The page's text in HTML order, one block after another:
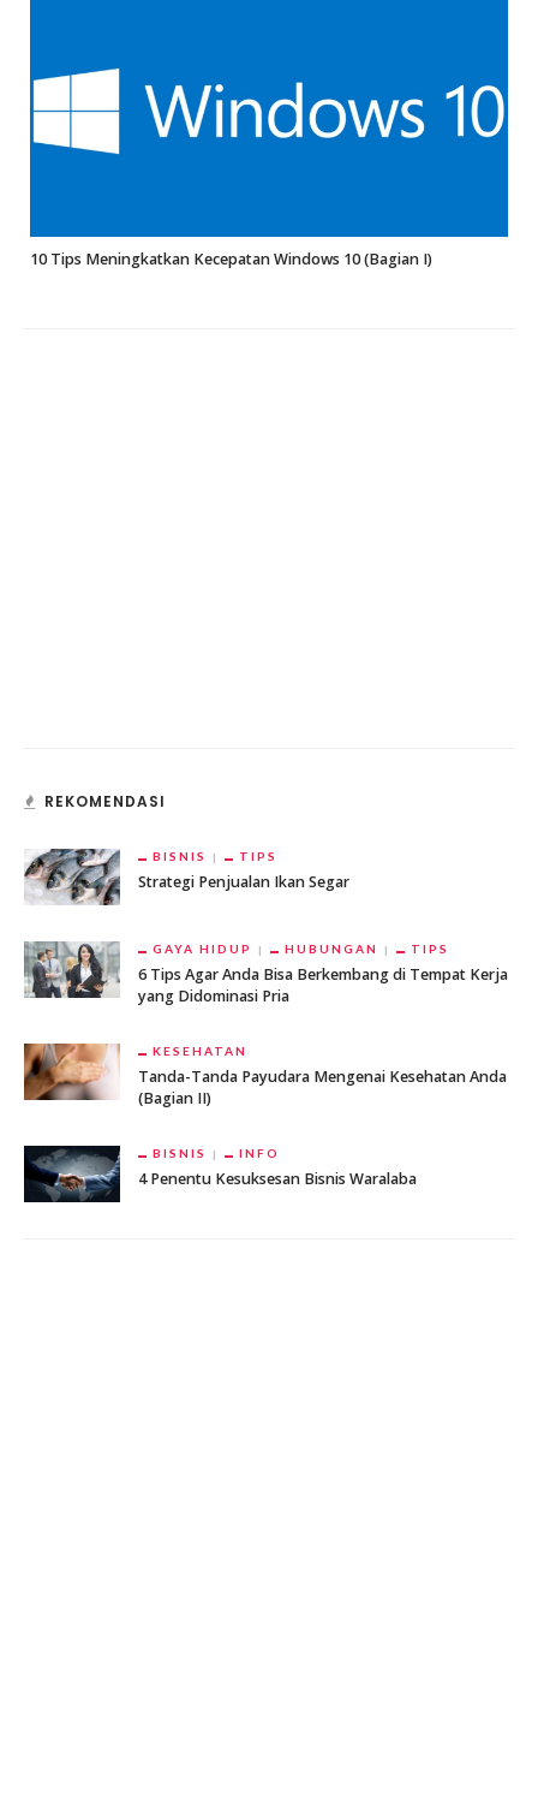
10 Tips Meningkatkan Kecepatan Windows 10 (Bagian I)
REKOMENDASI
BISNIS TIPS
Strategi Penjualan Ikan Segar
GAYA HIDUP HUBUNGAN TIPS
6 Tips Agar Anda Bisa Berkembang di Tempat Kerja
yang Didominasi Pria
KESEHATAN
Tanda-Tanda Payudara Mengenai Kesehatan Anda
(Bagian II)
BISNIS INFO
4 Penentu Kesuksesan Bisnis Waralaba